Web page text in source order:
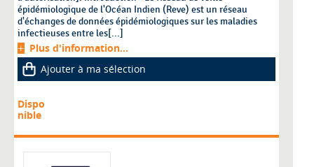
épidémiologique de l'Océan Indien (Reve) est un réseau
d'échanges de données épidémiologiques sur les maladies
infectieuses entre les[...]
Plus d'information...
Ajouter à ma sélection
Dispo
nible